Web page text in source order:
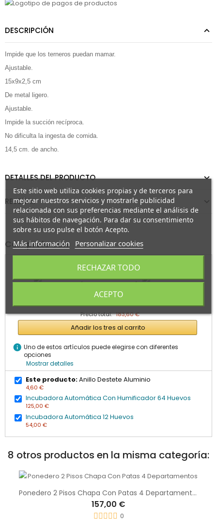
DESCRIPCIÓN
Impide que los terneros puedan mamar.
Ajustable.
15x9x2,5 cm
De metal ligero.
Ajustable.
Impide la succión recíproca.
No dificulta la ingesta de comida.
14,5 cm. de ancho.
DETALLES DEL PRODUCTO
RESEÑAS
Cómpralo con
+ +
Precio total: 183,60 €
Añadir los tres al carrito
info Uno de estos artículos puede elegirse con diferentes
opciones
Mostrar detalles
Este producto:Anillo Destete Aluminio
4,60 €
Incubadora Automática Con Humificador 64 Huevos
125,00 €
Incubadora Automática 12 Huevos
54,00 €
8 otros productos en la misma categoría:
Ponedero 2 Pisos Chapa Con Patas 4 Departamentos
157,00 €
0
Este sitio web utiliza cookies propias y de terceros para
mejorar nuestros servicios y mostrarle publicidad
relacionada con sus preferencias mediante el análisis de
sus hábitos de navegación. Para dar su consentimiento
sobre su uso pulse el botón Acepto.
Más información Personalizar cookies
RECHAZAR TODO
ACEPTO